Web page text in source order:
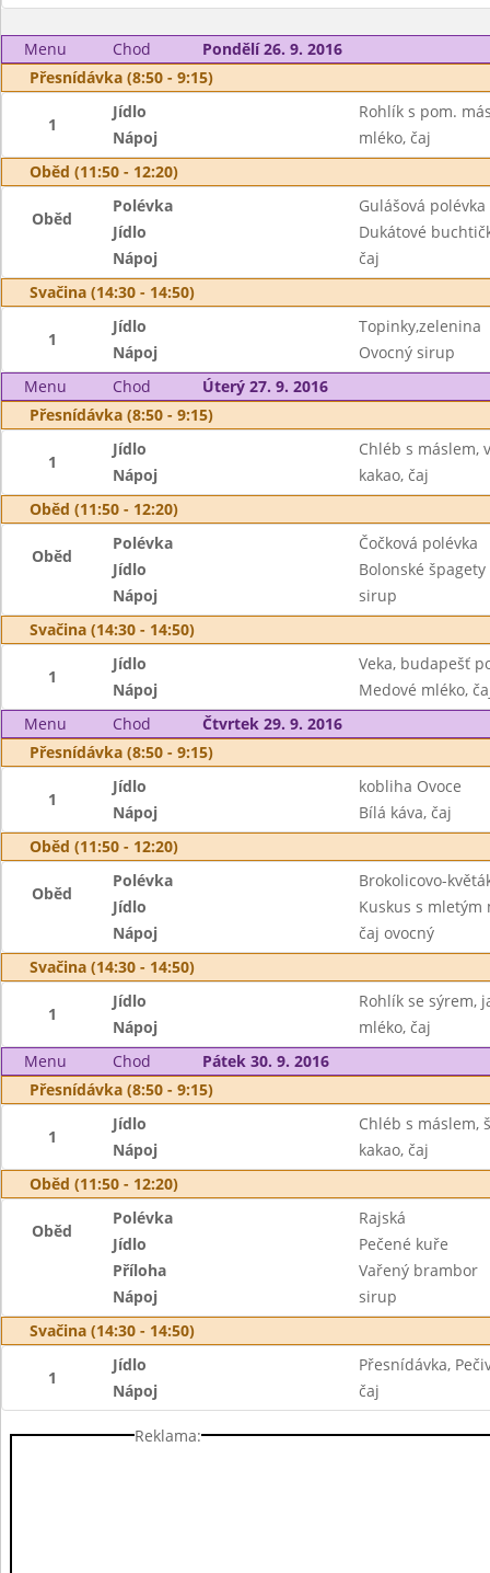
Menu Chod
Pondělí 26. 9. 2016
Přesnídávka (8:50 - 9:15)
1
Jídlo
Rohlík s pom.
Nápoj
mléko, čaj
Oběd (11:50 - 12:20)
Oběd
Polévka
Gulášová polévka
Jídlo
Dukátové
Nápoj
čaj
Svačina (14:30 - 14:50)
1
Jídlo
Topinky,zelenina
Nápoj
Ovocný sirup
Menu
Chod
Úterý 27. 9. 2016
Přesnídávka (8:50 - 9:15)
1
Jídlo
Chléb s máslem,
Nápoj
kakao, čaj
Oběd (11:50 - 12:20)
Oběd
Polévka
Čočková polévka
Jídlo
Bolonské špagety
Nápoj
sirup
Svačina (14:30 - 14:50)
1
Jídlo
Veka, budapešť
Nápoj
Medové mléko,
Menu
Chod
Čtvrtek 29. 9. 2016
Přesnídávka (8:50 - 9:15)
1
Jídlo
kobliha Ovoce
Nápoj
Bílá káva, čaj
Oběd (11:50 - 12:20)
Oběd
Polévka
Brokolicovo-
Jídlo
Kuskus s mletým
Nápoj
čaj ovocný
Svačina (14:30 - 14:50)
1
Jídlo
Rohlík se sýrem,
Nápoj
mléko, čaj
Menu
Chod
Pátek 30. 9. 2016
Přesnídávka (8:50 - 9:15)
1
Jídlo
Chléb s máslem,
Nápoj
kakao, čaj
Oběd (11:50 - 12:20)
Oběd
Polévka
Rajská
Jídlo
Pečené kuře
Příloha
Vařený brambor
Nápoj
sirup
Svačina (14:30 - 14:50)
1
Jídlo
Přesnídávka,
Nápoj
čaj
Reklama: